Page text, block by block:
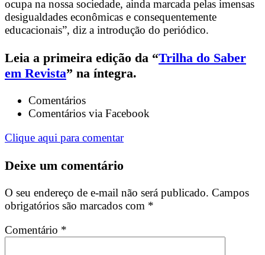
ocupa na nossa sociedade, ainda marcada pelas imensas
desigualdades econômicas e consequentemente
educacionais”, diz a introdução do periódico.
Leia a primeira edição da “Trilha do Saber
em Revista” na íntegra.
Comentários
Comentários via Facebook
Clique aqui para comentar
Deixe um comentário
O seu endereço de e-mail não será publicado. Campos
obrigatórios são marcados com *
Comentário *